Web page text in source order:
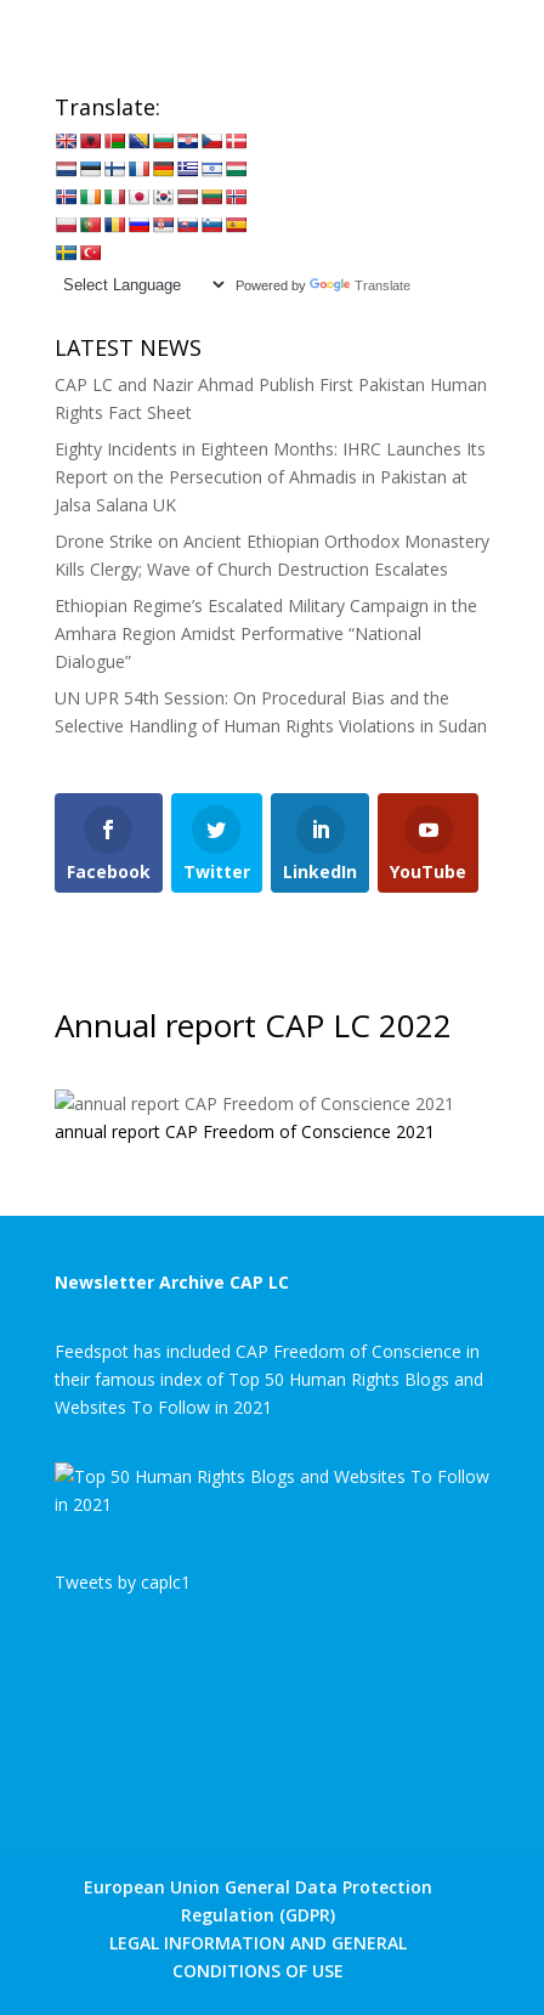
Translate:
Powered by Translate
LATEST NEWS
CAP LC and Nazir Ahmad Publish First Pakistan Human
Rights Fact Sheet
Eighty Incidents in Eighteen Months: IHRC Launches Its
Report on the Persecution of Ahmadis in Pakistan at
Jalsa Salana UK
Drone Strike on Ancient Ethiopian Orthodox Monastery
Kills Clergy; Wave of Church Destruction Escalates
Ethiopian Regime’s Escalated Military Campaign in the
Amhara Region Amidst Performative “National
Dialogue”
UN UPR 54th Session: On Procedural Bias and the
Selective Handling of Human Rights Violations in Sudan
Facebook Twitter LinkedIn YouTube
Annual report CAP LC 2022
annual report CAP Freedom of Conscience 2021
Newsletter Archive CAP LC
Feedspot has included CAP Freedom of Conscience in
their famous index of Top 50 Human Rights Blogs and
Websites To Follow in 2021
Tweets by caplc1
European Union General Data Protection
Regulation (GDPR)
LEGAL INFORMATION AND GENERAL
CONDITIONS OF USE